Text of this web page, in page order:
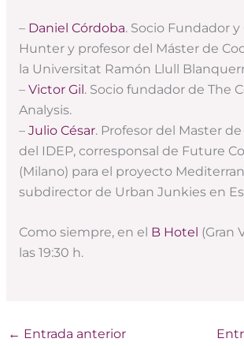
– Daniel Córdoba. Socio Fundador y
Hunter y profesor del Máster de
la Universitat Ramón Llull
– Victor Gil . Socio fundador de The
Analysis.
– Julio César. Profesor del Master
del IDEP, corresponsal de Future
(Milano) para el proyecto
subdirector de Urban Junkies en
Como siempre, en el B Hotel (Gran
las 19:30 h.
← Entrada anterior